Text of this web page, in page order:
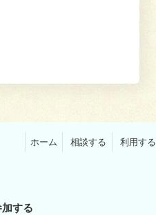
ホーム 相談する 利用する
加する